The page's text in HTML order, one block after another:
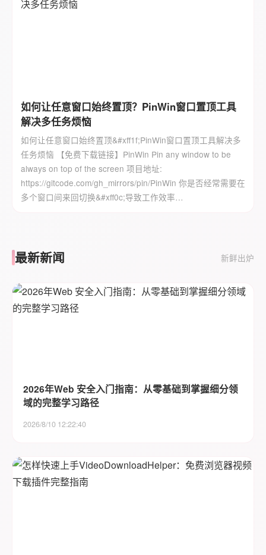
如何让任意窗口始终置顶？PinWin窗口置顶工具
解决多任务烦恼
如何让任意窗口始终置顶&#xff1f;PinWin窗口置顶工具解决多
任务烦恼 【免费下载链接】PinWin Pin any window to be
always on top of the screen 项目地址:
https://gitcode.com/gh_mirrors/pin/PinWin 你是否经常需要在
多个窗口间来回切换&#xff0c;导致工作效率…
最新新闻 新鲜出炉
2026年Web 安全入门指南：从零基础到掌握细分领
域的完整学习路径
2026/8/10 12:22:40